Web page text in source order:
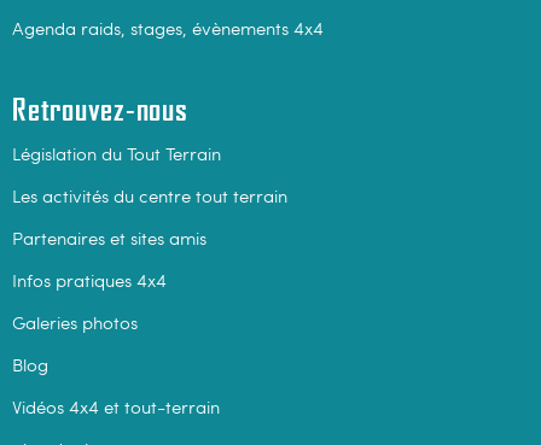
Agenda raids, stages, évènements 4x4
Retrouvez-nous
Législation du Tout Terrain
Les activités du centre tout terrain
Partenaires et sites amis
Infos pratiques 4x4
Galeries photos
Blog
Vidéos 4x4 et tout-terrain